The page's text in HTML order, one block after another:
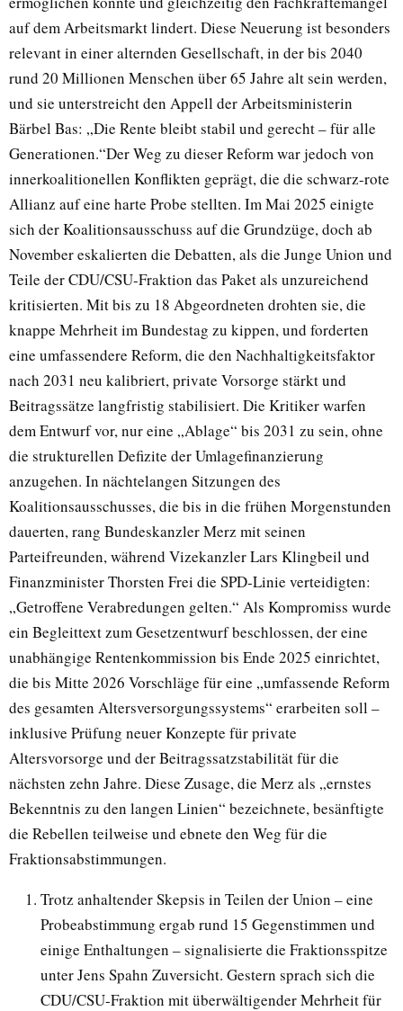
auf dem Arbeitsmarkt lindert. Diese Neuerung ist besonders
relevant in einer alternden Gesellschaft, in der bis 2040
rund 20 Millionen Menschen über 65 Jahre alt sein werden,
und sie unterstreicht den Appell der Arbeitsministerin
Bärbel Bas: „Die Rente bleibt stabil und gerecht – für alle
Generationen.“Der Weg zu dieser Reform war jedoch von
innerkoalitionellen Konflikten geprägt, die die schwarz-rote
Allianz auf eine harte Probe stellten. Im Mai 2025 einigte
sich der Koalitionsausschuss auf die Grundzüge, doch ab
November eskalierten die Debatten, als die Junge Union und
Teile der CDU/CSU-Fraktion das Paket als unzureichend
kritisierten. Mit bis zu 18 Abgeordneten drohten sie, die
knappe Mehrheit im Bundestag zu kippen, und forderten
eine umfassendere Reform, die den Nachhaltigkeitsfaktor
nach 2031 neu kalibriert, private Vorsorge stärkt und
Beitragssätze langfristig stabilisiert. Die Kritiker warfen
dem Entwurf vor, nur eine „Ablage“ bis 2031 zu sein, ohne
die strukturellen Defizite der Umlagefinanzierung
anzugehen. In nächtelangen Sitzungen des
Koalitionsausschusses, die bis in die frühen Morgenstunden
dauerten, rang Bundeskanzler Merz mit seinen
Parteifreunden, während Vizekanzler Lars Klingbeil und
Finanzminister Thorsten Frei die SPD-Linie verteidigten:
„Getroffene Verabredungen gelten.“ Als Kompromiss wurde
ein Begleittext zum Gesetzentwurf beschlossen, der eine
unabhängige Rentenkommission bis Ende 2025 einrichtet,
die bis Mitte 2026 Vorschläge für eine „umfassende Reform
des gesamten Altersversorgungssystems“ erarbeiten soll –
inklusive Prüfung neuer Konzepte für private
Altersvorsorge und der Beitragssatzstabilität für die
nächsten zehn Jahre. Diese Zusage, die Merz als „ernstes
Bekenntnis zu den langen Linien“ bezeichnete, besänftigte
die Rebellen teilweise und ebnete den Weg für die
Fraktionsabstimmungen.
Trotz anhaltender Skepsis in Teilen der Union – eine
Probeabstimmung ergab rund 15 Gegenstimmen und
einige Enthaltungen – signalisierte die Fraktionsspitze
unter Jens Spahn Zuversicht. Gestern sprach sich die
CDU/CSU-Fraktion mit überwältigender Mehrheit für